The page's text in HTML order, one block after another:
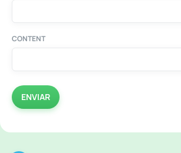
CONTENT
ENVIAR